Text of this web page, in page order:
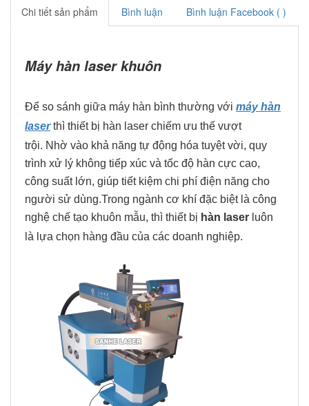
Chi tiết sản phẩm Bình luận Bình luận Facebook ( )
Máy hàn laser khuôn
Để so sánh giữa máy hàn bình thường với máy hàn
laserthì thiết bị hàn laser chiếm ưu thế vượt
trội. Nhờ vào khả năng tự động hóa tuyệt vời, quy
trình xử lý không tiếp xúc và tốc độ hàn cực cao,
công suất lớn, giúp tiết kiệm chi phí điện năng cho
người sử dùng.Trong ngành cơ khí đặc biệt là công
nghệ chế tạo khuôn mẫu, thì thiết bị hàn laser luôn
là lựa chọn hàng đầu của các doanh nghiệp.